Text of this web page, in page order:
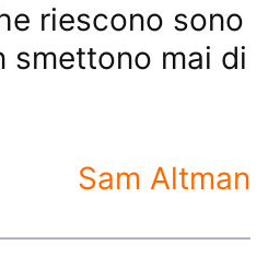
riescono sono
smettono mai di
Sam Altman